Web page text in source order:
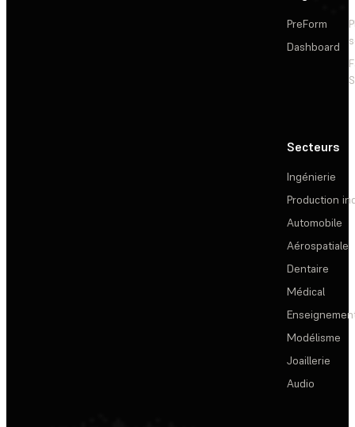
PreForm
Dashboard
Secteurs
Ingénierie
Production
Automobile
Aérospatiale
Dentaire
Médical
Modélisme
Joaillerie
Audio